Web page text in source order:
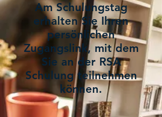
Am Schulungstag
erhalten Sie Ihren
persönlichen
Zugangslink, mit dem
Sie an der RSA
Schulung teilnehmen
können.